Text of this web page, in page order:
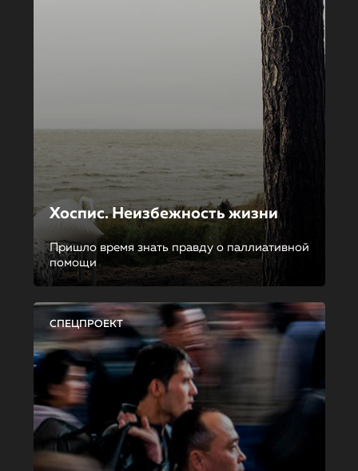
Хоспис. Неизбежность жизни
Пришло время знать правду о паллиативной
помощи
СПЕЦПРОЕКТ